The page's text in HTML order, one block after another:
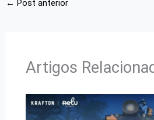
← Post anterior
Artigos